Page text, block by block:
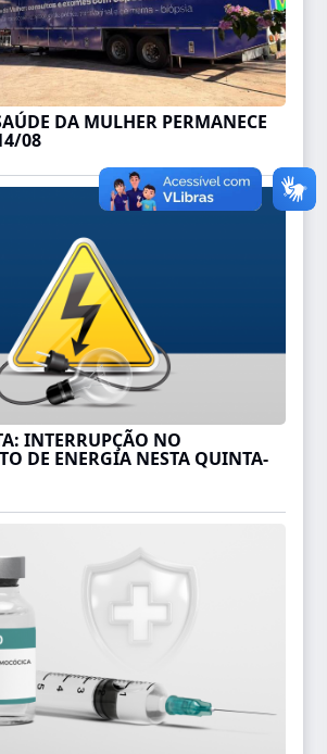
DA MULHER PERMANECE
08
INTERRUPÇÃO NO
DE ENERGIA NESTA QUINTA-